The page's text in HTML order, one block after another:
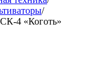
/
4 «Коготь»